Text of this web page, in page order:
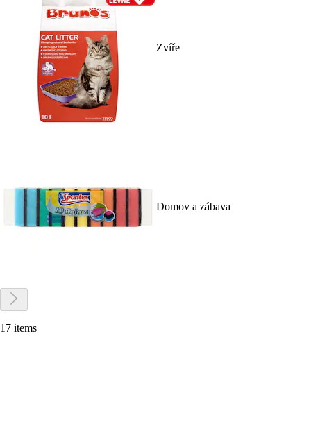
Zvíře
Domov a zábava
17 items